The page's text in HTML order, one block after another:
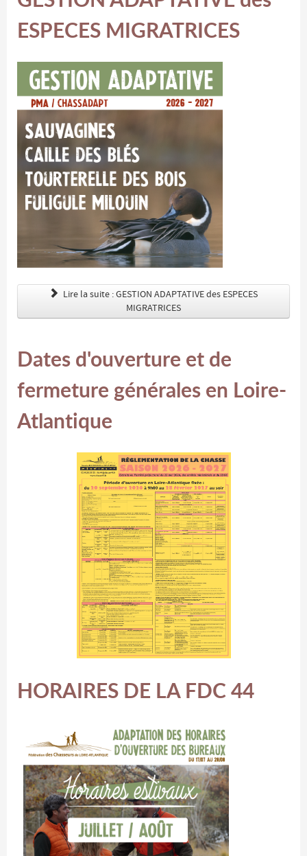
ESPECES MIGRATRICES
Lire la suite : GESTION ADAPTATIVE des ESPECES
MIGRATRICES
Dates d'ouverture et de
fermeture générales en Loire-
Atlantique
HORAIRES DE LA FDC 44